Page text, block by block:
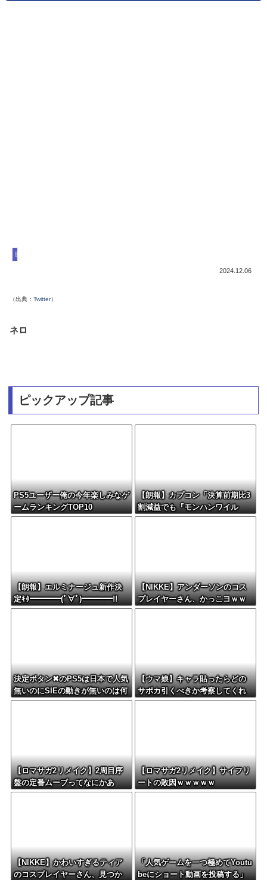
勝利の女神NIKKE
2024.12.06
（出典： Twitter）
ネロ
ピックアップ記事
PS5ユーザー俺の今年楽しみなゲ
ームランキングTOP10
【朗報】カプコン「決算前期比3
割減益でも『モンハンワイル
ズ』で逆転するから！」
【朗報】エルミナージュ新作決
定ｷﾀ━━━━(ﾟ∀ﾟ)━━━━!!
【NIKKE】アンダーソンのコス
プレイヤーさん、かっこヨｗｗ
ｗｗｗｗ
決定ボタン✖のPS5は日本で人気
無いのにSIEの動きが無いのは何
故？
【ウマ娘】キャラ貼ったらどの
サポカ引くべきか考察してくれ
るツールない？
【ロマサガ2リメイク】2周目序
盤の定番ムーブってなにかあ
る？
【ロマサガ2リメイク】サイフリ
ートの敗因ｗｗｗｗｗ
【NIKKE】かわいすぎるティア
のコスプレイヤーさん、見つか
「人気ゲームを一つ極めてYoutu
beにショート動画を投稿する」